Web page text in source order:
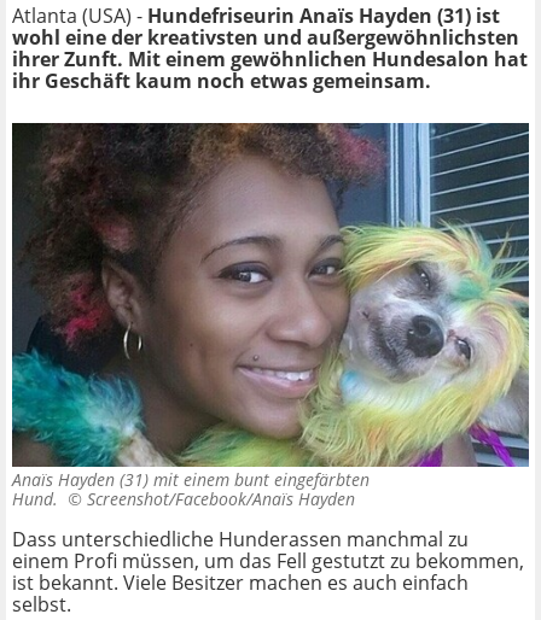
Atlanta (USA) - Hundefriseurin Anaïs Hayden (31) ist
wohl eine der kreativsten und außergewöhnlichsten
ihrer Zunft. Mit einem gewöhnlichen Hundesalon hat
ihr Geschäft kaum noch etwas gemeinsam.
Anaïs Hayden (31) mit einem bunt eingefärbten
Hund. © Screenshot/Facebook/Anaïs Hayden
Dass unterschiedliche Hunderassen manchmal zu
einem Profi müssen, um das Fell gestutzt zu bekommen,
ist bekannt. Viele Besitzer machen es auch einfach
selbst.